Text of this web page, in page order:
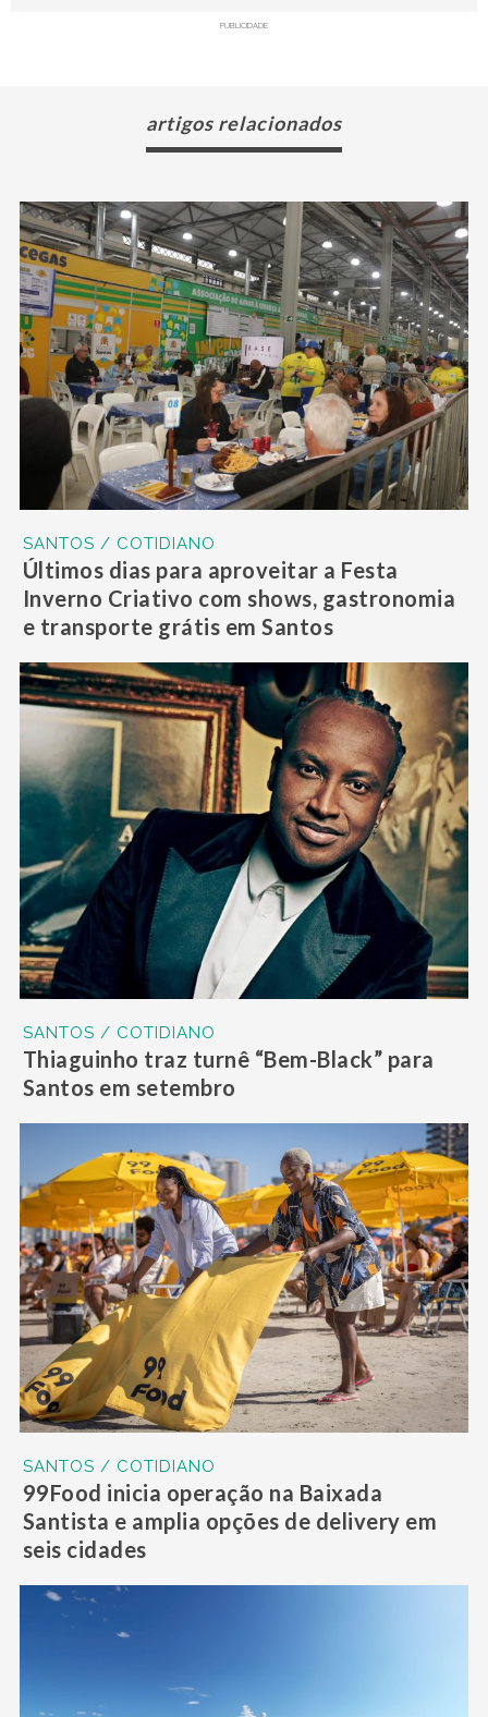
PUBLICIDADE
artigos relacionados
SANTOS / COTIDIANO
Últimos dias para aproveitar a Festa
Inverno Criativo com shows, gastronomia
e transporte grátis em Santos
SANTOS / COTIDIANO
Thiaguinho traz turnê “Bem-Black” para
Santos em setembro
SANTOS / COTIDIANO
99Food inicia operação na Baixada
Santista e amplia opções de delivery em
seis cidades